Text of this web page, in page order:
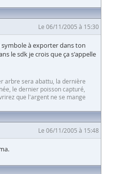
Le 06/11/2005 à 15:30
à exporter dans ton
le sdk je crois que ça s'appelle
arbre sera abattu, la dernière
le dernier poisson capturé,
que l'argent ne se mange
Le 06/11/2005 à 15:48